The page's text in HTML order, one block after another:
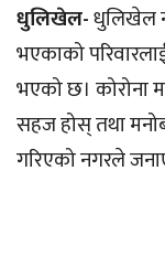
धुलिखेल-धुलिखेल
भएकाको
भएको छ। कोरोना
सहज होस् तथा
गरिएको नगरले